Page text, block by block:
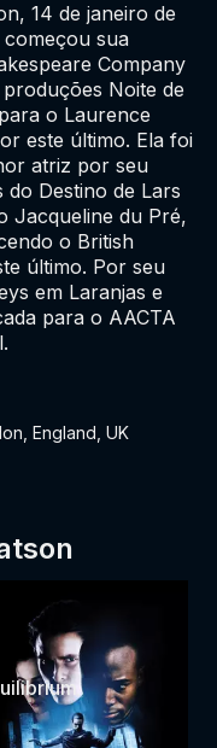
England, UK
14 de janeiro de
sua
Company
Noite de
o Laurence
este último. Ela foi
atriz por seu
do Destino de Lars
Jacqueline du Pré,
o British
último. Por seu
em Laranjas e
para o AACTA